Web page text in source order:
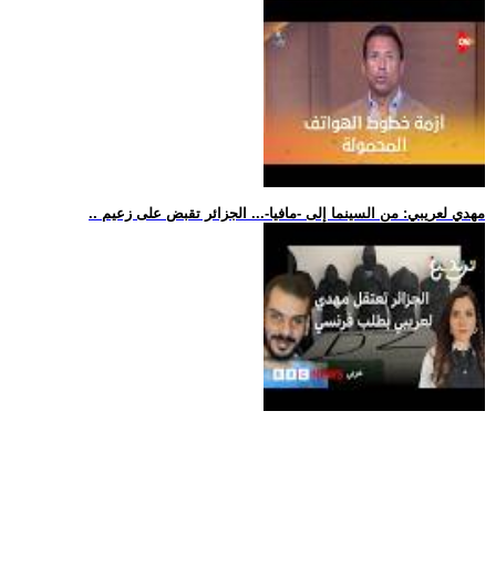
.. مهدي لعريبي: من السينما إلى -مافيا-... الجزائر تقبض على زعيم